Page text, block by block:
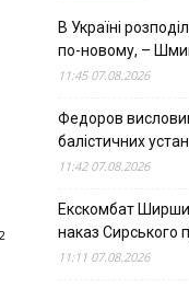
В Україні
по-новому, –
11:45 07.08.2026
Федоров
балістичних
11:42 07.08.2026
Екскомбат
наказ Сирського
11:11 07.08.2026